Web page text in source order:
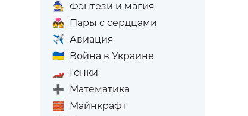
🧙 Фэнтези и магия
💑 Пары с сердцами
✈️ Авиация
🇺🇦 Война в Украине
🏎️ Гонки
➕ Математика
🧱 Майнкрафт